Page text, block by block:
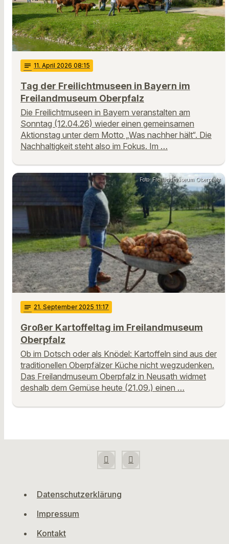
notes 11. April 2026 08:15
Tag der Freilichtmuseen in Bayern im
Freilandmuseum Oberpfalz
Die Freilichtmuseen in Bayern veranstalten am
Sonntag (12.04.26) wieder einen gemeinsamen
Aktionstag unter dem Motto „Was nachher hält“. Die
Nachhaltigkeit steht also im Fokus. Im …
Foto: Freilandmuseum Oberpfalz
notes 21. September 2025 11:17
Großer Kartoffeltag im Freilandmuseum
Oberpfalz
Ob im Dotsch oder als Knödel: Kartoffeln sind aus der
traditionellen Oberpfälzer Küche nicht wegzudenken.
Das Freilandmuseum Oberpfalz in Neusath widmet
deshalb dem Gemüse heute (21.09.) einen …
Datenschutzerklärung
Impressum
Kontakt